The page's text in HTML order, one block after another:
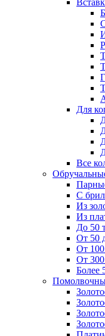
Для
Все
С
Из
Из
До 50
От 50
От
От
Более